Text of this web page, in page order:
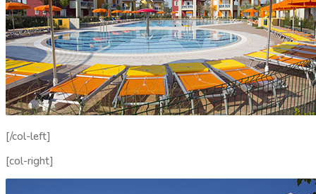
[/col-left]
[col-right]